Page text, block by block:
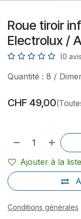
Roue tiroir
Electrolux /
(0
Quantité : 8 /
CHF 49,00
Ajouter à la
Conditions générales